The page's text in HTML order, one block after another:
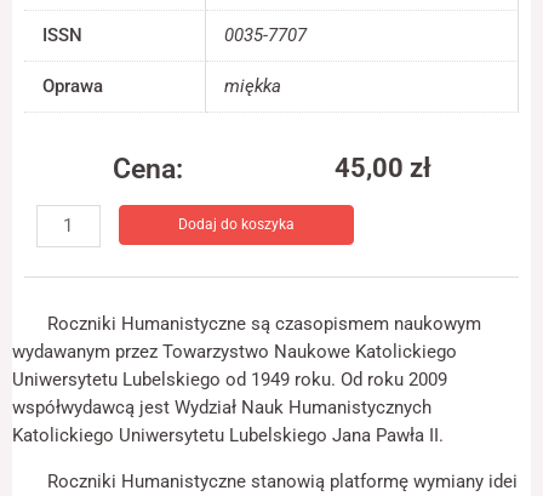
ISSN 0035-7707
Oprawa miękka
Cena: 45,00 zł
Roczniki
Humanistyczne
z.
Anglica
Dodaj do koszyka
Roczniki Humanistyczne są czasopismem naukowym
wydawanym przez Towarzystwo Naukowe Katolickiego
Uniwersytetu Lubelskiego od 1949 roku. Od roku 2009
współwydawcą jest Wydział Nauk Humanistycznych
Katolickiego Uniwersytetu Lubelskiego Jana Pawła II.
Roczniki Humanistyczne stanowią platformę wymiany idei
internetowej,
tego, jak strona
Doświadczenie
Aby nasza strona
internetowa
najlepiej podczas
twojego przejścia
odrzucisz te pliki
cookie, niektóre
funkcje znikną ze
strony
internetowej.
Marketing